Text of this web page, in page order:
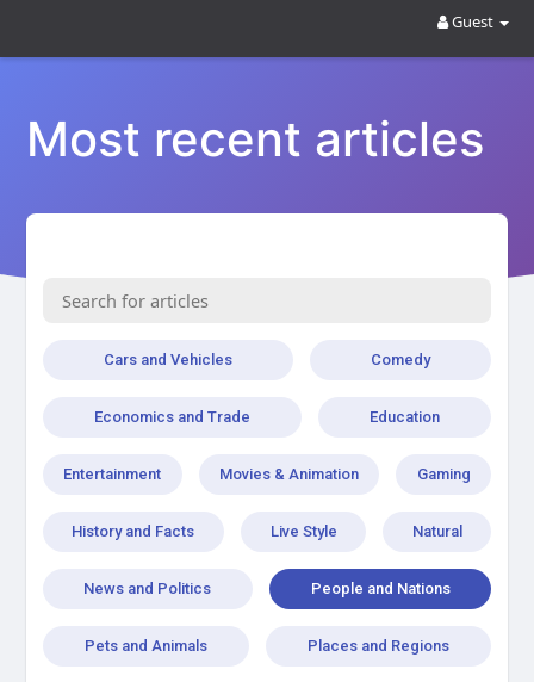
Guest
Most recent articles
Cars and Vehicles Comedy
Economics and Trade Education
Entertainment Movies & Animation Gaming
History and Facts Live Style Natural
News and Politics People and Nations
Pets and Animals Places and Regions